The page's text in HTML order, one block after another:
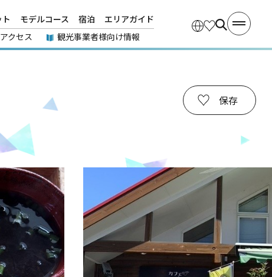
モデルコース 宿泊
エリアガイド
アクセス 観光事業者様向け情報
保存